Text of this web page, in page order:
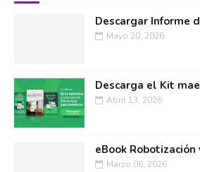
Descargar Informe
Mayo 20, 2026
Descarga el Kit
Abril 13, 2026
eBook
Marzo 06, 2026